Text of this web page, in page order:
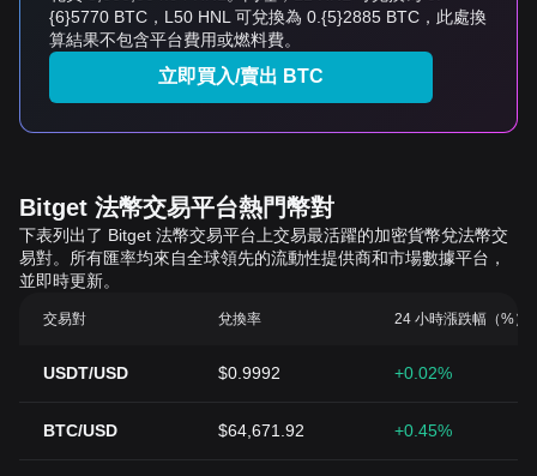
{6}5770 BTC，L50 HNL 可兌換為 0.{5}2885 BTC，此處換
算結果不包含平台費用或燃料費。
立即買入/賣出 BTC
Bitget 法幣交易平台熱門幣對
下表列出了 Bitget 法幣交易平台上交易最活躍的加密貨幣兌法幣交
易對。所有匯率均來自全球領先的流動性提供商和市場數據平台，
並即時更新。
交易對 兌換率 24 小時漲跌幅（%）
USDT/USD $0.9992 +0.02%
BTC/USD $64,671.92 +0.45%